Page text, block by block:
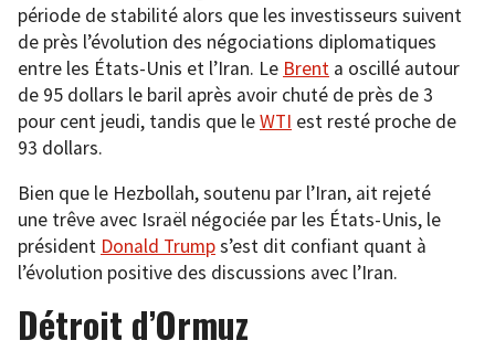
période de stabilité alors que les investisseurs suivent
de près l’évolution des négociations diplomatiques
entre les États-Unis et l’Iran. Le Brent a oscillé autour
de 95 dollars le baril après avoir chuté de près de 3
pour cent jeudi, tandis que leWTI est resté proche de
93 dollars.
Bien que le Hezbollah, soutenu par l’Iran, ait rejeté
une trêve avec Israël négociée par les États-Unis, le
président Donald Trumps’est dit confiant quant à
l’évolution positive des discussions avec l’Iran.
Détroit d’Ormuz